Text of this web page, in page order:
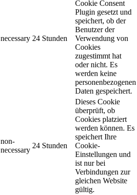
necessary 24 Stunden
Cookie Consent
Plugin gesetzt und
speichert, ob der
Benutzer der
Verwendung von
Cookies
zugestimmt hat
oder nicht. Es
werden keine
personenbezogenen
Daten gespeichert.
non-
necessary
24 Stunden
Dieses Cookie
überprüft, ob
Cookies platziert
werden können. Es
speichert Ihre
Cookie-
Einstellungen und
ist nur bei
Verbindungen zur
gleichen Website
gültig.